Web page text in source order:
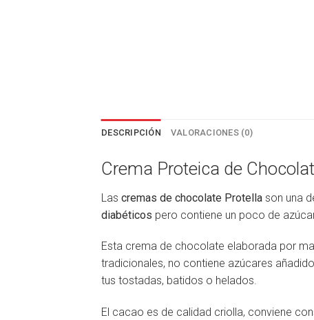
DESCRIPCIÓN VALORACIONES (0)
Crema Proteica de
Las cremas de chocolate Protella son una
diabéticos pero contiene un poco de
Esta crema de chocolate elaborada por
tradicionales, no contiene azúcares
tus tostadas, batidos o helados.
El cacao es de calidad criolla, conviene